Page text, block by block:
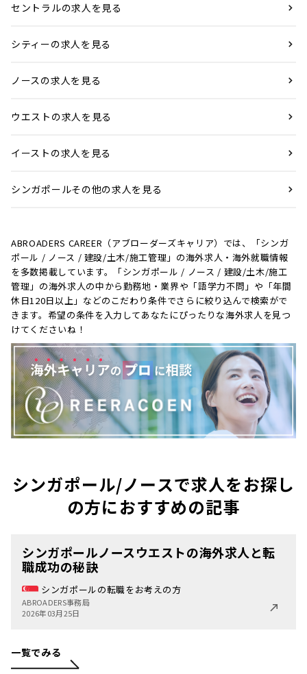
セントラルの求人を見る
シティーの求人を見る
ノースの求人を見る
ウエストの求人を見る
イーストの求人を見る
シンガポールその他の求人を見る
ABROADERS CAREER（アブローダーズキャリア）では、「シンガ
ポール / ノース / 建設/土木/施工管理」の海外求人・海外就職情報
を多数掲載しています。「シンガポール / ノース / 建設/土木/施工
管理」の海外求人の中から勤務地・業界や「語学力不問」や「年間
休日120日以上」などのこだわり条件でさらに絞り込んで検索がで
きます。希望の条件を入力してあなたにぴったりな海外求人を見つ
けてくださいね！
シンガポール/ノースで求人をお探し
の方におすすめの記事
シンガポールノースウエストの海外求人と転
職成功の秘訣
シンガポールの転職をお考えの方
ABROADERS事務局
2026年03月25日
一覧でみる